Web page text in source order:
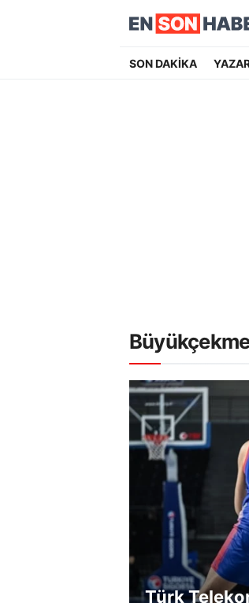
SON DAKİKA
Türk